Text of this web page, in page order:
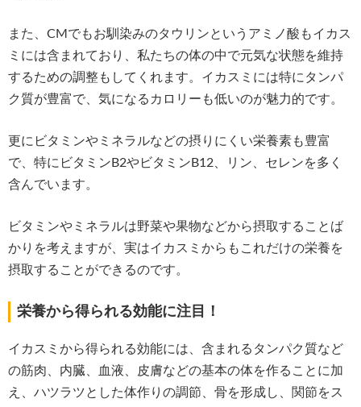
また、CMでもお馴染みのタウリンというアミノ酸もイカス
ミには含まれており、私たちの体の中で元気な状態を維持
するための調整もしてくれます。イカスミには特にタンパ
ク質が豊富で、気になるカロリーも低いのが魅力的です。
更にビタミンやミネラルなどの摂りにくい栄養素も豊富
で、特にビタミンB2やビタミンB12、リン、セレンを多く
含んでいます。
ビタミンやミネラルは野菜や果物などから摂取することば
かりを考えますが、実はイカスミからもこれだけの栄養を
摂取することができるのです。
栄養から得られる効能に注目！
イカスミから得られる効能には、含まれるタンパク質など
の筋肉、内臓、血液、皮膚などの基本の体を作ることに加
え、ハツラツとした体作りの調節、骨を形成し、関節をス